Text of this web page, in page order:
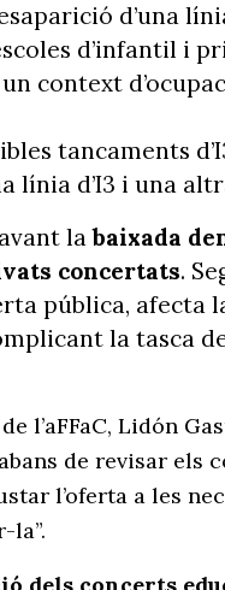
d’una
d’infantil i
context
tancaments
línia d’I3 i una
labaixada
concertats.
pública,
la tasca
l’aFFaC, Lidón
de revisar els
l’oferta a les
la”.